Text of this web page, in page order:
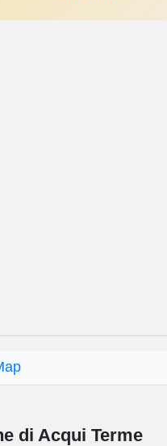
di Acqui Terme